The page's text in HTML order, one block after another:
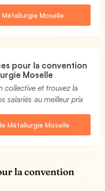
Moselle
pour la convention
Moselle
collective et trouvez la
salariés au meilleur prix
Métallurgie Moselle
la convention